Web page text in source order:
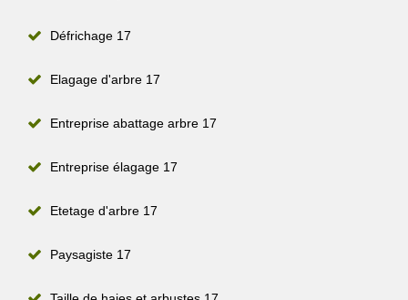
Défrichage 17
Elagage d'arbre 17
Entreprise abattage arbre 17
Entreprise élagage 17
Etetage d'arbre 17
Paysagiste 17